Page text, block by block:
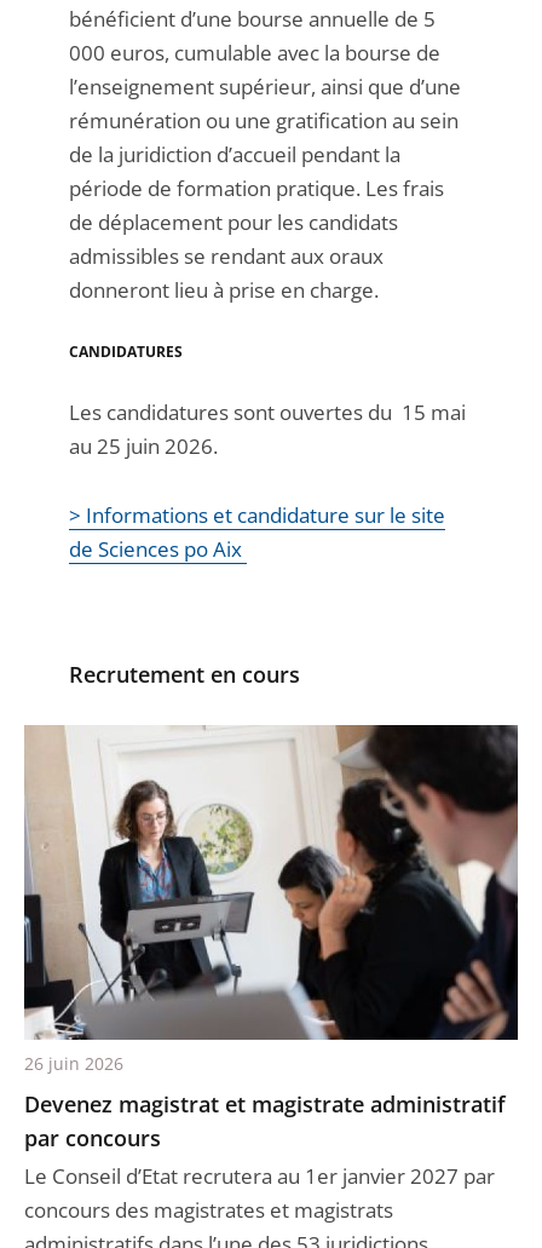
bénéficient d’une bourse annuelle de 5
000 euros, cumulable avec la bourse de
l’enseignement supérieur, ainsi que d’une
rémunération ou une gratification au sein
de la juridiction d’accueil pendant la
période de formation pratique. Les frais
de déplacement pour les candidats
admissibles se rendant aux oraux
donneront lieu à prise en charge.
CANDIDATURES
Les candidatures sont ouvertes du 15 mai
au 25 juin 2026.
> Informations et candidature sur le site
de Sciences po Aix
Recrutement en cours
Devenez magistrat et magistrate administratif
par concours
Le Conseil d’Etat recrutera au 1er janvier 2027 par
concours des magistrates et magistrats
26 juin 2026